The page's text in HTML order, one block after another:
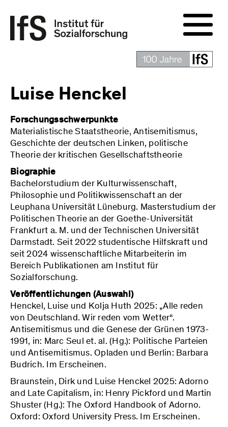
Luise Henckel
Forschungsschwerpunkte
Materialistische Staatstheorie, Antisemitismus,
Geschichte der deutschen Linken, politische
Theorie der kritischen Gesellschaftstheorie
Biographie
Bachelorstudium der Kulturwissenschaft,
Philosophie und Politikwissenschaft an der
Leuphana Universität Lüneburg. Masterstudium der
Politischen Theorie an der Goethe-Universität
Frankfurt a. M. und der Technischen Universität
Darmstadt. Seit 2022 studentische Hilfskraft und
seit 2024 wissenschaftliche Mitarbeiterin im
Bereich Publikationen am Institut für
Sozialforschung.
Veröffentlichungen (Auswahl)
Henckel, Luise und Kolja Huth 2025: „Alle reden
von Deutschland. Wir reden vom Wetter“.
Antisemitismus und die Genese der Grünen 1973-
1991, in: Marc Seul et. al. (Hg.): Politische Parteien
und Antisemitismus. Opladen und Berlin: Barbara
Budrich. Im Erscheinen.
Braunstein, Dirk und Luise Henckel 2025: Adorno
and Late Capitalism, in: Henry Pickford und Martin
Shuster (Hg.): The Oxford Handbook of Adorno.
Oxford: Oxford University Press. Im Erscheinen.